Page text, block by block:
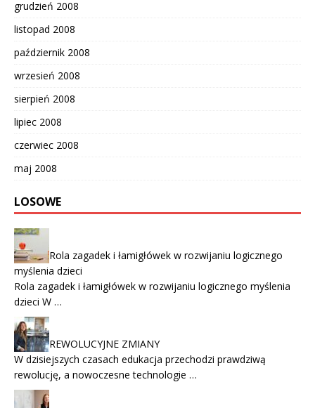
grudzień 2008
listopad 2008
październik 2008
wrzesień 2008
sierpień 2008
lipiec 2008
czerwiec 2008
maj 2008
LOSOWE
Rola zagadek i łamigłówek w rozwijaniu logicznego
myślenia dzieci
Rola zagadek i łamigłówek w rozwijaniu logicznego myślenia
dzieci W …
REWOLUCYJNE ZMIANY
W dzisiejszych czasach edukacja przechodzi prawdziwą
rewolucję, a nowoczesne technologie …